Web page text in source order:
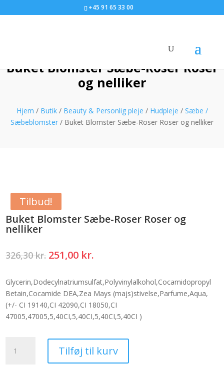
+45 91 65 33 00
Buket Blomster Sæbe-Roser Roser
og nelliker
Hjem / Butik/ Beauty & Personlig pleje / Hudpleje / Sæbe /
Sæbeblomster / Buket Blomster Sæbe-Roser Roser og nelliker
Tilbud!
Buket Blomster Sæbe-Roser Roser og
nelliker
326,30kr. Den
pris
var:
326,30 kr..
251,00 kr.
pris
er:
251,00 kr..
Glycerin,Dodecylnatriumsulfat,Polyvinylalkohol,Cocamidopropyl
Betain,Cocamide DEA,Zea Mays (majs)stivelse,Parfume,Aqua,
(+/- CI 19140,CI 42090,CI 18050,CI
47005,47005,5,40CI,5,40CI,5,40CI,5,40CI )
Blomster
Tilføj til kurv